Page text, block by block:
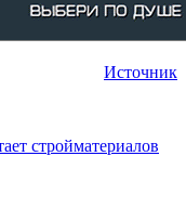
Источник
стройматериалов